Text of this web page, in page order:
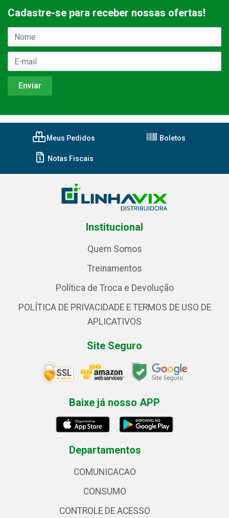
Cadastre-se para receber nossas ofertas!
Meus Pedidos Boletos
Notas Fiscais
Institucional
Quem Somos
Treinamentos
Política de Troca e Devolução
POLÍTICA DE PRIVACIDADE E TERMOS DE USO DE
APLICATIVOS
Site Seguro
Baixe já nosso APP
Departamentos
COMUNICACAO
CONSUMO
CONTROLE DE ACESSO